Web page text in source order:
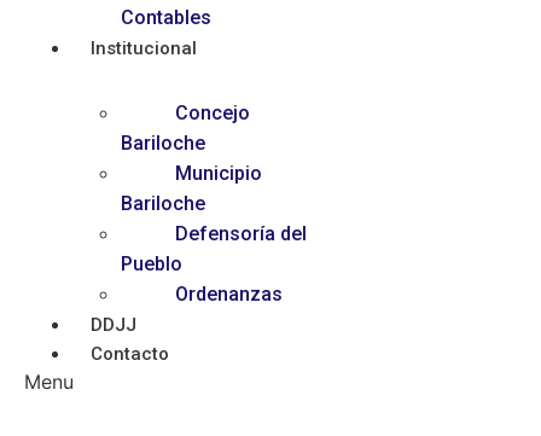
Contables
Institucional
Concejo
Bariloche
Municipio
Bariloche
Defensoría del
Pueblo
Ordenanzas
DDJJ
Contacto
Menu